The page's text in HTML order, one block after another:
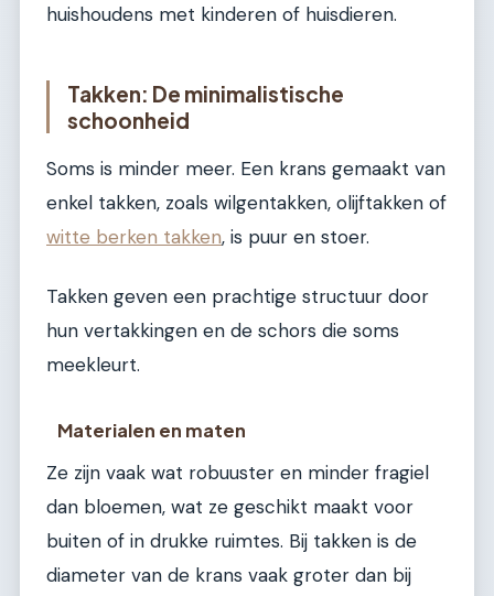
huishoudens met kinderen of huisdieren.
Takken: De minimalistische
schoonheid
Soms is minder meer. Een krans gemaakt van
enkel takken, zoals wilgentakken, olijftakken of
witte berken takken, is puur en stoer.
Takken geven een prachtige structuur door
hun vertakkingen en de schors die soms
meekleurt.
Materialen en maten
Ze zijn vaak wat robuuster en minder fragiel
dan bloemen, wat ze geschikt maakt voor
buiten of in drukke ruimtes. Bij takken is de
diameter van de krans vaak groter dan bij